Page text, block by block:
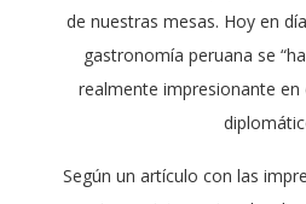
de nuestras mesas. Hoy en
gastronomía peruana se
realmente impresionante en
Según un artículo con las